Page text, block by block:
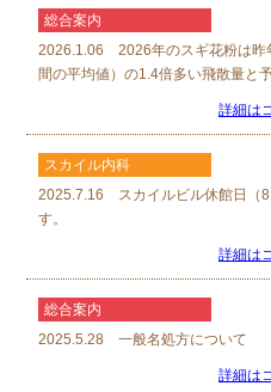
総合案内
2026.1.06 2026年のスギ花粉は昨
間の平均値）の1.4倍多い飛散量と
詳細は
スカイル内科
2025.7.16 スカイルビル休館日（
す。
詳細は
総合案内
2025.5.28 一般名処方について
詳細は